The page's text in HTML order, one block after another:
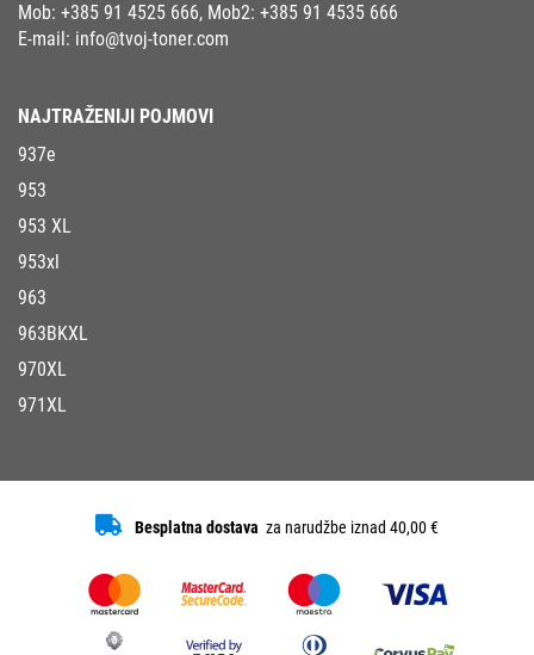
Mob: +385 91 4525 666, Mob2: +385 91 4535 666
E-mail: info@tvoj-toner.com
NAJTRAŽENIJI POJMOVI
937e
953
953 XL
953xl
963
963BKXL
970XL
971XL
Besplatna dostava za narudžbe iznad 40,00 €